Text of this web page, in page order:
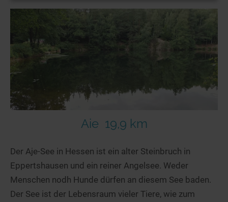
Aie 19,9 km
Der Aje-See in Hessen ist ein alter Steinbruch in
Eppertshausen und ein reiner Angelsee. Weder
Menschen nodh Hunde dürfen an diesem See baden.
Der See ist der Lebensraum vieler Tiere, wie zum